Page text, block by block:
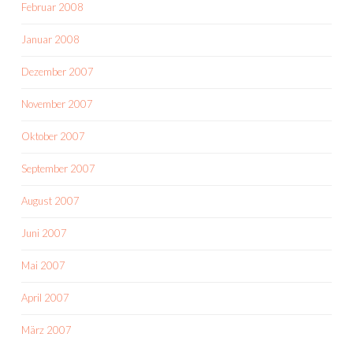
Februar 2008
Januar 2008
Dezember 2007
November 2007
Oktober 2007
September 2007
August 2007
Juni 2007
Mai 2007
April 2007
März 2007